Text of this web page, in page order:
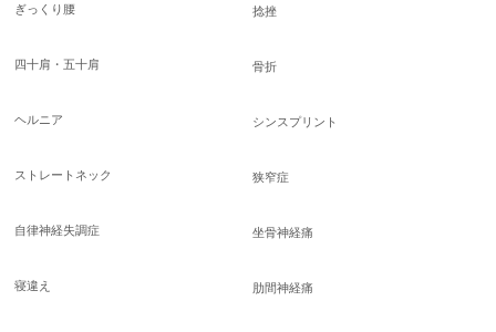
ぎっくり腰
四十肩・五十肩
ヘルニア
ストレートネック
自律神経失調症
寝違え
捻挫
骨折
シンスプリント
狭窄症
坐骨神経痛
肋間神経痛